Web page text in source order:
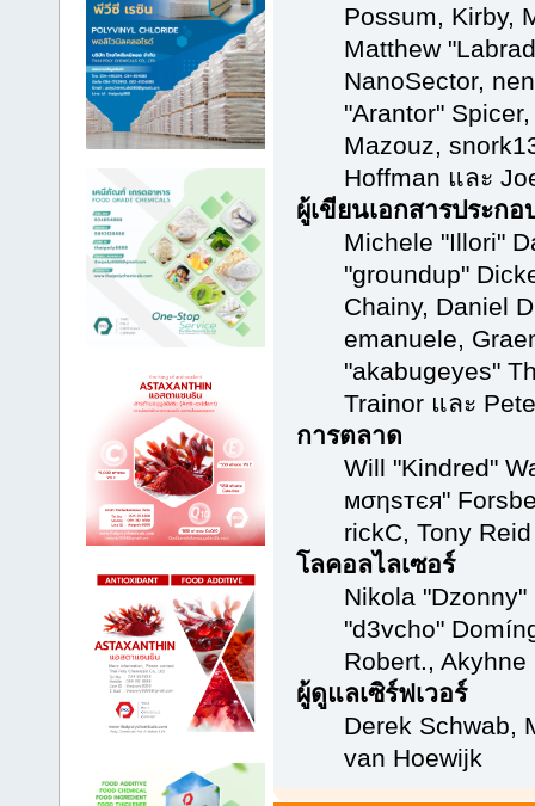
Possum, Kirby,
Matthew
NanoSector,
"Arantor"
Mazouz,
Hoffman และ
ผู้เขียนเอกสารประกอ
Michele "Illori"
"groundup"
Chainy, Daniel
emanuele,
"akabugeyes"
Trainor และ
การตลาด
Will "Kindred"
мσηѕтєя"
rickC, Tony
โลคอลไลเซอร์
Nikola
"d3vcho"
Robert.,
ผู้ดูแลเซิร์ฟเวอร์
Derek Schwab,
van Hoewijk